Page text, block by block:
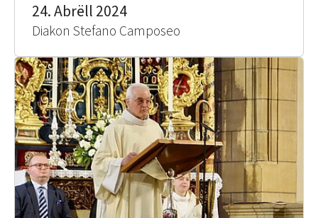
24. Abrëll 2024
Diakon Stefano Camposeo